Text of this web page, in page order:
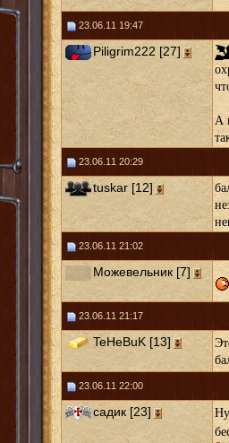
23.06.11 19:47
Piligrim222 [27]
А
23.06.11 20:29
tuskar [12]
23.06.11 21:02
Можевельник [7]
23.06.11 21:17
TeHeBuK [13]
23.06.11 22:00
садик [23]